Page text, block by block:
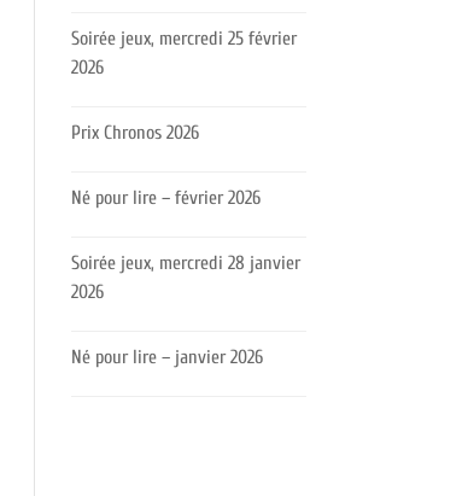
Soirée jeux, mercredi 25 février
2026
Prix Chronos 2026
Né pour lire – février 2026
Soirée jeux, mercredi 28 janvier
2026
Né pour lire – janvier 2026